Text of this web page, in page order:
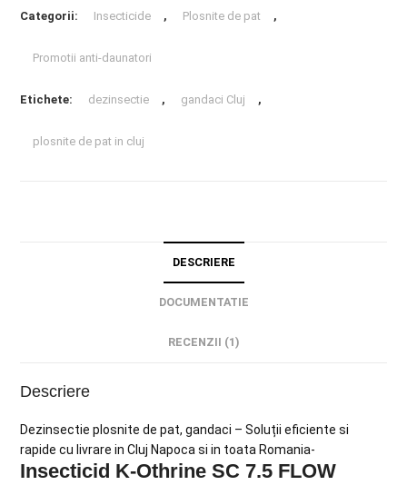
Categorii: Insecticide , Plosnite de pat ,
Promotii anti-daunatori
Etichete: dezinsectie , gandaci Cluj ,
plosnite de pat in cluj
DESCRIERE
DOCUMENTATIE
RECENZII (1)
Descriere
Dezinsectie plosnite de pat, gandaci – Soluții eficiente si
rapide cu livrare in Cluj Napoca si in toata Romania-
Insecticid K-Othrine SC 7.5 FLOW